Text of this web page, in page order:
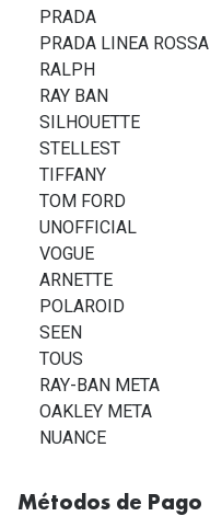
PRADA
PRADA LINEA ROSSA
RALPH
RAY BAN
SILHOUETTE
STELLEST
TIFFANY
TOM FORD
UNOFFICIAL
VOGUE
ARNETTE
POLAROID
SEEN
TOUS
RAY-BAN META
OAKLEY META
NUANCE
Métodos de Pago